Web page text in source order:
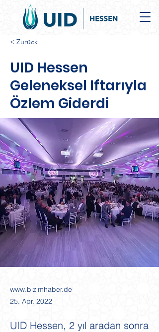
< Zurück
UID Hessen
Geleneksel Iftarıyla
Özlem Giderdi
www.bizimhaber.de
25. Apr. 2022
UID Hessen, 2 yıl aradan sonra